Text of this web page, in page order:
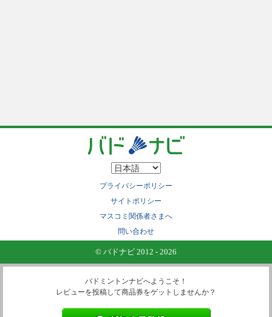
プライバシーポリシー
サイトポリシー
マスコミ関係者さまへ
問い合わせ
© バドナビ 2012 - 2026
バドミントンナビへようこそ！
レビューを投稿して商品券をゲットしませんか？